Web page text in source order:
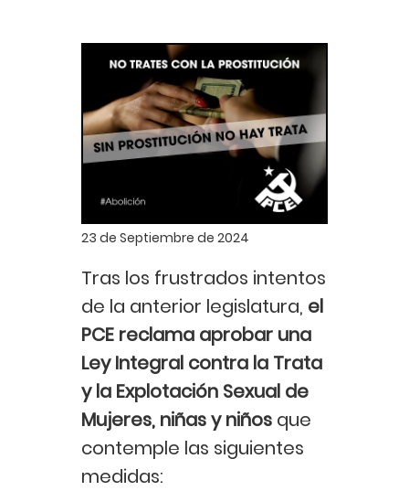
23 de Septiembre de 2024
Tras los frustrados intentos
de la anterior legislatura, el
PCE reclama aprobar una
Ley Integral contra la Trata
y la Explotación Sexual de
Mujeres, niñas y niños que
contemple las siguientes
medidas: